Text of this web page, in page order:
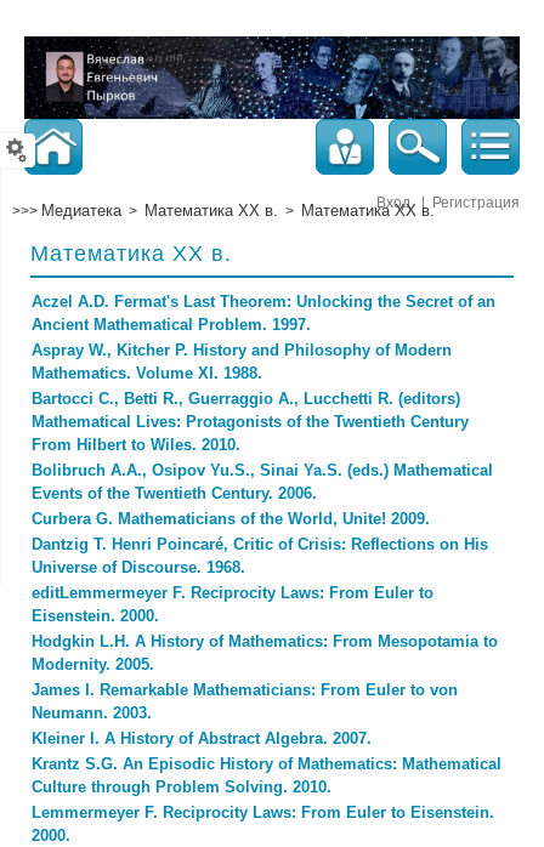
Вход | Регистрация
>>> Медиатека> Математика ХХ в. > Математика ХХ в.
Математика ХХ в.
Aczel A.D. Fermat's Last Theorem: Unlocking the Secret of an
Ancient Mathematical Problem. 1997.
Aspray W., Kitcher P. History and Philosophy of Modern
Mathematics. Volume XI. 1988.
Bartocci C., Betti R., Guerraggio A., Lucchetti R. (editors)
Mathematical Lives: Protagonists of the Twentieth Century
From Hilbert to Wiles. 2010.
Bolibruch A.A., Osipov Yu.S., Sinai Ya.S. (eds.) Mathematical
Events of the Twentieth Century. 2006.
Curbera G. Mathematicians of the World, Unite! 2009.
Dantzig T. Henri Poincaré, Critic of Crisis: Reflections on His
Universe of Discourse. 1968.
editLemmermeyer F. Reciprocity Laws: From Euler to
Eisenstein. 2000.
Hodgkin L.H. A History of Mathematics: From Mesopotamia to
Modernity. 2005.
James I. Remarkable Mathematicians: From Euler to von
Neumann. 2003.
Kleiner I. A History of Abstract Algebra. 2007.
Krantz S.G. An Episodic History of Mathematics: Mathematical
Culture through Problem Solving. 2010.
Lemmermeyer F. Reciprocity Laws: From Euler to Eisenstein.
2000.